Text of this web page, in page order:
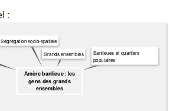
:
Amère banlieue : les
gens des grands
ensembles
Banlieues et quartiers
populaires
Grands ensembles
Ségrégation socio-spatiale